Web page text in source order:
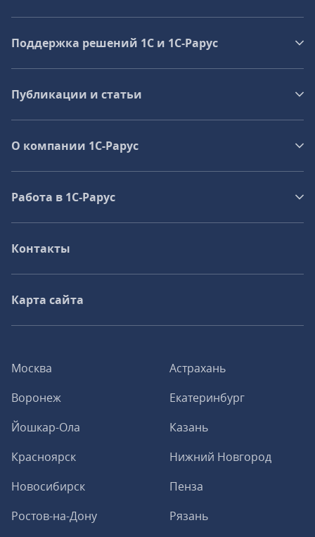
Москва
Астрахань
Воронеж
Екатеринбург
Йошкар-Ола
Казань
Красноярск
Нижний Новгород
Новосибирск
Пенза
Ростов-на-Дону
Рязань
Поддержка решений 1С и 1С‑Рарус
Публикации и статьи
О компании 1C-Рарус
Работа в 1С‑Рарус
Контакты
Карта сайта